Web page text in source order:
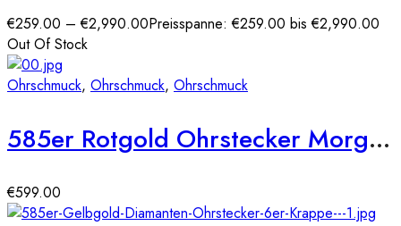
€259.00 –€2,990.00Preisspanne: €259.00 bis €2,990.00
Out Of Stock
Ohrschmuck, Ohrschmuck, Ohrschmuck
585er Rotgold Ohrstecker Morganit Krappenfassung – 0,59ct./36 x Diamanten zus. 0,13ct.
€599.00